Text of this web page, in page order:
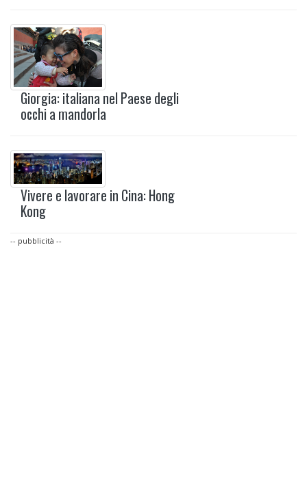
Giorgia: italiana nel Paese degli
occhi a mandorla
Vivere e lavorare in Cina: Hong
Kong
-- pubblicità --